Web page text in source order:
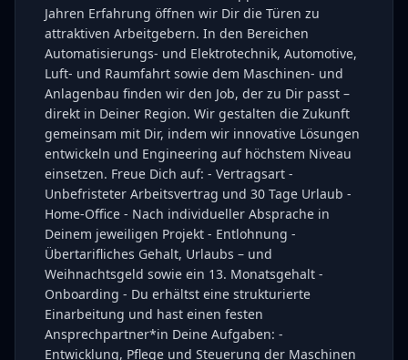
Jahren Erfahrung öffnen wir Dir die Türen zu
attraktiven Arbeitgebern. In den Bereichen
Automatisierungs- und Elektrotechnik, Automotive,
Luft- und Raumfahrt sowie dem Maschinen- und
Anlagenbau finden wir den Job, der zu Dir passt –
direkt in Deiner Region. Wir gestalten die Zukunft
gemeinsam mit Dir, indem wir innovative Lösungen
entwickeln und Engineering auf höchstem Niveau
einsetzen. Freue Dich auf: - Vertragsart -
Unbefristeter Arbeitsvertrag und 30 Tage Urlaub -
Home-Office - Nach individueller Absprache in
Deinem jeweiligen Projekt - Entlohnung -
Übertarifliches Gehalt, Urlaubs – und
Weihnachtsgeld sowie ein 13. Monatsgehalt -
Onboarding - Du erhältst eine strukturierte
Einarbeitung und hast einen festen
Ansprechpartner*in Deine Aufgaben: -
Entwicklung, Pflege und Steuerung der Maschinen